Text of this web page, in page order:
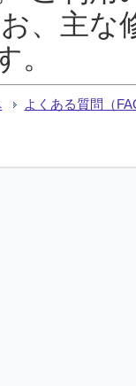
、主な
。
よくある質問（